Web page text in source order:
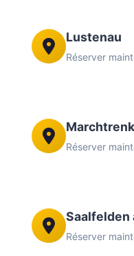
Lustenau
Réserver
Marchtrenk
Réserver
Saalfelden
Réserver